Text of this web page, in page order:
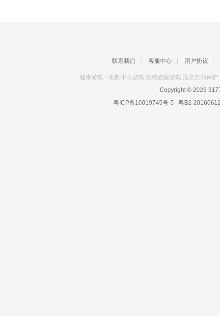
联系我们 客服中心 用户协议
健康游戏：抵制不良游戏 拒绝盗版游戏 注意自我保
Copyright © 2026
粤ICP备16019745号-5 粤B2-